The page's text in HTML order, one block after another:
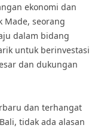
ekonomi dan
Made, seorang
dalam bidang
untuk berinvestasi
dan dukungan
dan terhangat
tidak ada alasan